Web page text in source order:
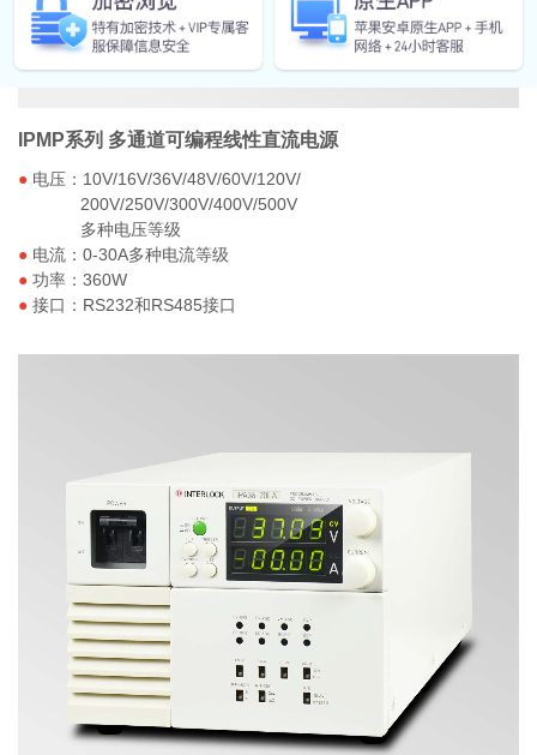
IPMP系列 多通道可编程线性直流电源
● 电压：10V/16V/36V/48V/60V/120V/
200V/250V/300V/400V/500V
多种电压等级
● 电流：0-30A多种电流等级
● 功率：360W
● 接口：RS232和RS485接口
IPA系列 可编程线性直流电源